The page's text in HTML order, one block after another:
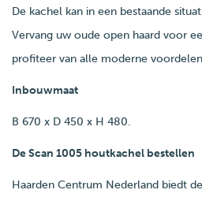
De kachel kan in een bestaande
Vervang uw oude open haard voor
profiteer van alle moderne
Inbouwmaat
B 670 x D 450 x H 480.
De Scan 1005 houtkachel bestellen
Haarden Centrum Nederland biedt